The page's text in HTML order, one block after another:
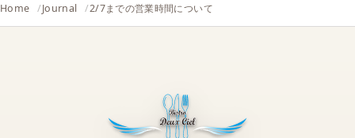
Home Journal 2/7までの営業時間について